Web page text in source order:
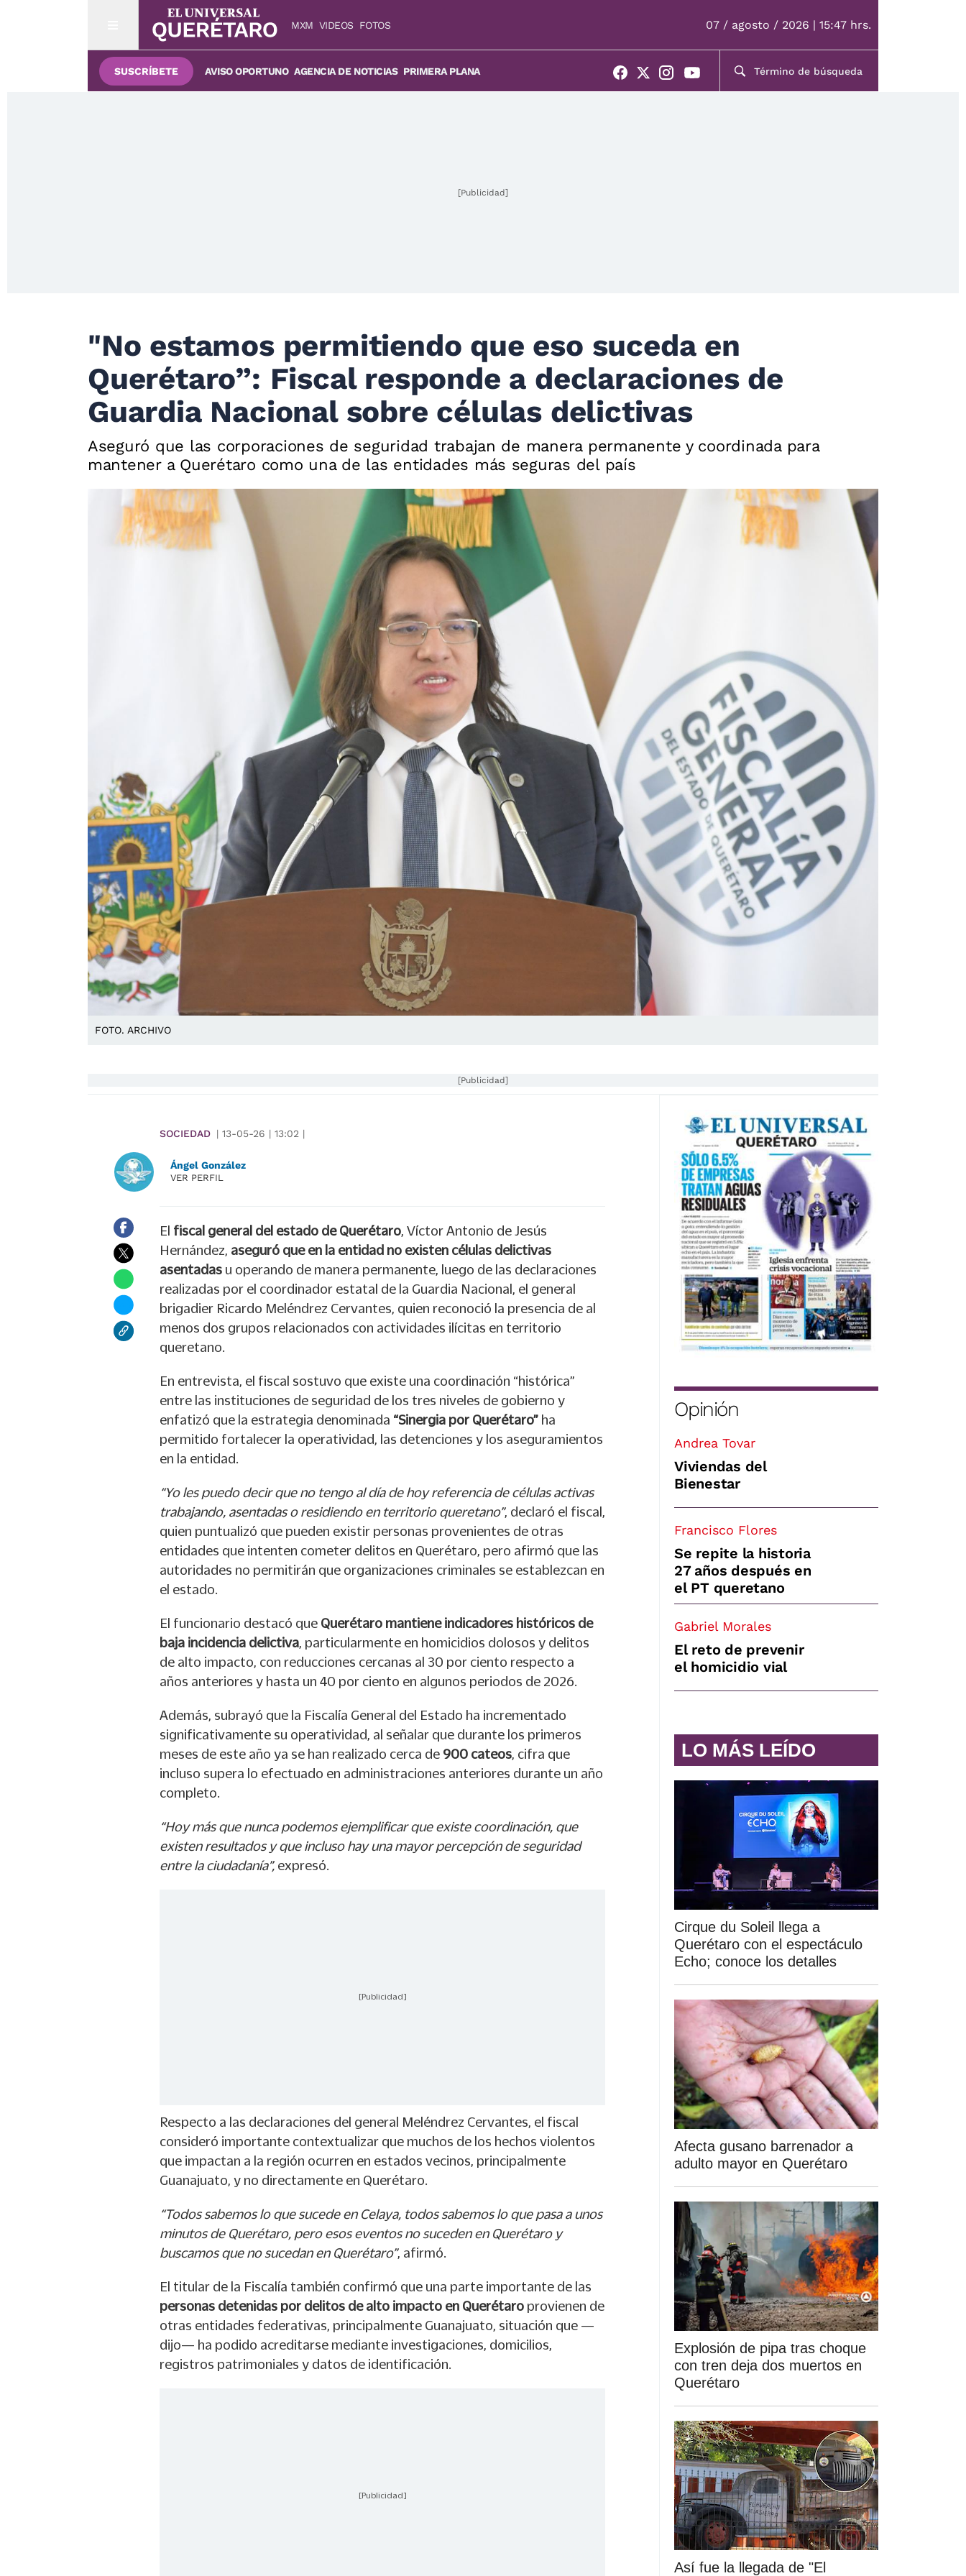
MXM VIDEOS FOTOS 07 / agosto / 2026 | 15:47 hrs.
SUSCRÍBETE AVISO OPORTUNO AGENCIA DE NOTICIAS PRIMERA PLANA
[Publicidad]
"No estamos permitiendo que eso suceda en
Querétaro”: Fiscal responde a declaraciones de
Guardia Nacional sobre células delictivas
Aseguró que las corporaciones de seguridad trabajan de manera permanente y coordinada para
mantener a Querétaro como una de las entidades más seguras del país
FOTO. ARCHIVO
[Publicidad]
SOCIEDAD | 13-05-26 | 13:02 |
Ángel González
VER PERFIL
El fiscal general del estado de Querétaro , Víctor Antonio de Jesús
Hernández, aseguró que en la entidad no existen células delictivas
asentadas u operando de manera permanente, luego de las declaraciones
realizadas por el coordinador estatal de la Guardia Nacional, el general
brigadier Ricardo Meléndrez Cervantes, quien reconoció la presencia de al
menos dos grupos relacionados con actividades ilícitas en territorio
queretano.
En entrevista, el fiscal sostuvo que existe una coordinación “histórica”
entre las instituciones de seguridad de los tres niveles de gobierno y
enfatizó que la estrategia denominada “Sinergia por Querétaro” ha
permitido fortalecer la operatividad, las detenciones y los aseguramientos
en la entidad.
“Yo les puedo decir que no tengo al día de hoy referencia de células activas
trabajando, asentadas o residiendo en territorio queretano”, declaró el fiscal,
quien puntualizó que pueden existir personas provenientes de otras
entidades que intenten cometer delitos en Querétaro, pero afirmó que las
autoridades no permitirán que organizaciones criminales se establezcan en
el estado.
El funcionario destacó que Querétaro mantiene indicadores históricos de
baja incidencia delictiva , particularmente en homicidios dolosos y delitos
de alto impacto, con reducciones cercanas al 30 por ciento respecto a
años anteriores y hasta un 40 por ciento en algunos periodos de 2026.
Además, subrayó que la Fiscalía General del Estado ha incrementado
significativamente su operatividad, al señalar que durante los primeros
meses de este año ya se han realizado cerca de 900 cateos , cifra que
incluso supera lo efectuado en administraciones anteriores durante un año
completo.
“Hoy más que nunca podemos ejemplificar que existe coordinación, que
existen resultados y que incluso hay una mayor percepción de seguridad
entre la ciudadanía”, expresó.
[Publicidad]
Respecto a las declaraciones del general Meléndrez Cervantes, el fiscal
consideró importante contextualizar que muchos de los hechos violentos
que impactan a la región ocurren en estados vecinos, principalmente
Guanajuato, y no directamente en Querétaro.
“Todos sabemos lo que sucede en Celaya, todos sabemos lo que pasa a unos
minutos de Querétaro, pero esos eventos no suceden en Querétaro y
buscamos que no sucedan en Querétaro”, afirmó.
El titular de la Fiscalía también confirmó que una parte importante de las
personas detenidas por delitos de alto impacto en Querétaro provienen de
otras entidades federativas, principalmente Guanajuato, situación que —
dijo— ha podido acreditarse mediante investigaciones, domicilios,
registros patrimoniales y datos de identificación.
[Publicidad]
Opinión
Andrea Tovar
Viviendas del
Bienestar
Francisco Flores
Se repite la historia
27 años después en
el PT queretano
Gabriel Morales
El reto de prevenir
el homicidio vial
LO MÁS LEÍDO
Cirque du Soleil llega a
Querétaro con el espectáculo
Echo; conoce los detalles
Afecta gusano barrenador a
adulto mayor en Querétaro
Explosión de pipa tras choque
con tren deja dos muertos en
Querétaro
Así fue la llegada de "El